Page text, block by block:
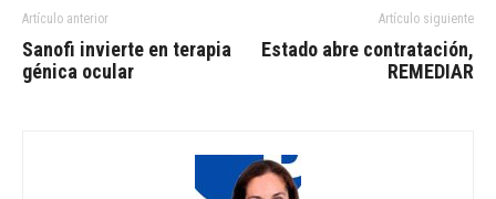
Artículo anterior
Sanofi invierte en terapia
génica ocular
Artículo siguiente
Estado abre contratación,
REMEDIAR